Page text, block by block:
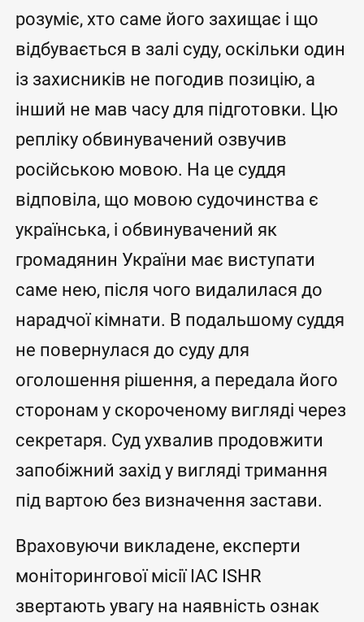
розуміє, хто саме його захищає і що
відбувається в залі суду, оскільки один
із захисників не погодив позицію, а
інший не мав часу для підготовки. Цю
репліку обвинувачений озвучив
російською мовою. На це суддя
відповіла, що мовою судочинства є
українська, і обвинувачений як
громадянин України має виступати
саме нею, після чого видалилася до
нарадчої кімнати. В подальшому суддя
не повернулася до суду для
оголошення рішення, а передала його
сторонам у скороченому вигляді через
секретаря. Суд ухвалив продовжити
запобіжний захід у вигляді тримання
під вартою без визначення застави.
Враховуючи викладене, експерти
моніторингової місії IAC ISHR
звертають увагу на наявність ознак